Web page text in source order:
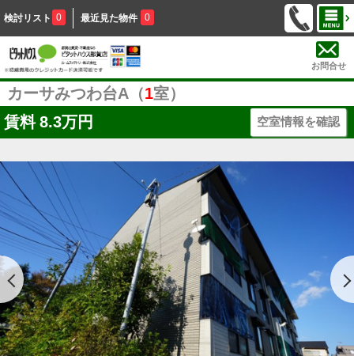
検討リスト 0 最近見た物件 0
お問合せ
カーサみつわ台A（1室）
賃料 8.3万円 空室情報を確認